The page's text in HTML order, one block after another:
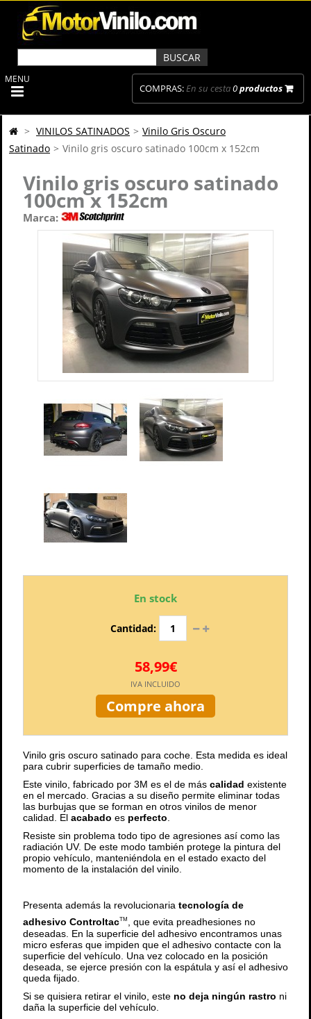
COMPRAS:En su cesta0productos
MENU
> VINILOS SATINADOS > Vinilo Gris Oscuro
Satinado > Vinilo gris oscuro satinado 100cm x 152cm
Vinilo gris oscuro satinado
100cm x 152cm
Marca:
En stock
Cantidad:
58,99€
IVA INCLUIDO
Compre ahora
Vinilo gris oscuro satinado para coche. Esta medida es ideal
para cubrir superficies de tamaño medio.
Este vinilo, fabricado por 3M es el de más calidad existente
en el mercado. Gracias a su diseño permite eliminar todas
las burbujas que se forman en otros vinilos de menor
calidad. El acabado es perfecto
Resiste sin problema todo tipo de agresiones así como las
radiación UV. De este modo también protege la pintura del
propio vehículo, manteniéndola en el estado exacto del
momento de la instalación del vinilo.
Presenta además la revolucionaria tecnología de
adhesivo ControltacTM
, que evita preadhesiones no
deseadas. En la superficie del adhesivo encontramos unas
micro esferas que impiden que el adhesivo contacte con la
superficie del vehículo. Una vez colocado en la posición
deseada, se ejerce presión con la espátula y así el adhesivo
queda fijado.
Si se quisiera retirar el vinilo, este no deja ningún rastro ni
daña la superficie del vehículo.